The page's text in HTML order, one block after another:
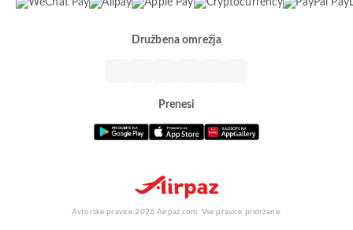
Družbena omrežja
Prenesi
Avtorske pravice 2026 Airpaz.com. Vse pravice pridržane.